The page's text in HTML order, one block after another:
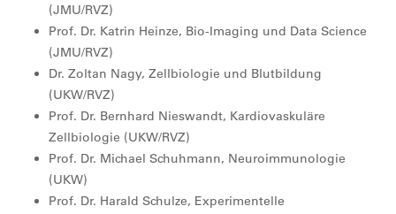
(JMU/RVZ)
Prof. Dr. Katrin Heinze, Bio-Imaging und Data Science
(JMU/RVZ)
Dr. Zoltan Nagy, Zellbiologie und Blutbildung
(UKW/RVZ)
Prof. Dr. Bernhard Nieswandt, Kardiovaskuläre
Zellbiologie (UKW/RVZ)
Prof. Dr. Michael Schuhmann, Neuroimmunologie
(UKW)
Prof. Dr. Harald Schulze, Experimentelle